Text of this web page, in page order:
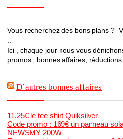
Vous recherchez des bons plans ?
Ici , chaque jour nous vous
promos , bonnes affaires, réductions
D’autres bonnes affaires
11.25€ le tee shirt Quiksilver
Code promo : 169€ un panneau
NEWSMY 200W